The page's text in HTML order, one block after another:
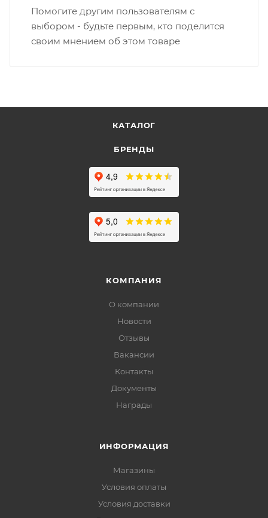
Помогите другим пользователям с
выбором - будьте первым, кто поделится
своим мнением об этом товаре
КАТАЛОГ
БРЕНДЫ
КОМПАНИЯ
О компании
Новости
Отзывы
Вакансии
Контакты
Документы
Награды
ИНФОРМАЦИЯ
Магазины
Условия оплаты
Условия доставки